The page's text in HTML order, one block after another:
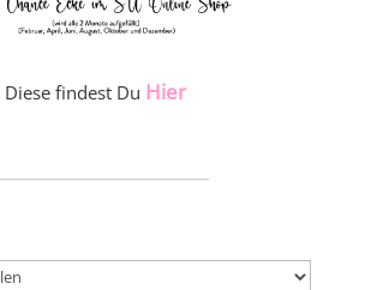
Diese findest Du Hier